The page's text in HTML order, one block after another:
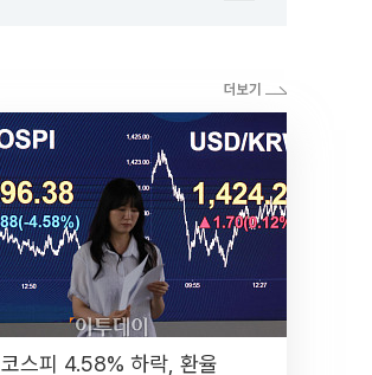
코스피 4.58% 하락, 환율